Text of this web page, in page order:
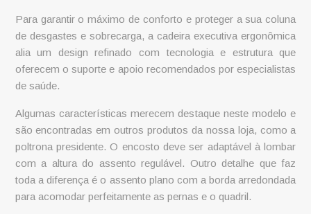
Para garantir o máximo de conforto e proteger a sua coluna
de desgastes e sobrecarga, a cadeira executiva ergonômica
alia um design refinado com tecnologia e estrutura que
oferecem o suporte e apoio recomendados por especialistas
de saúde.
Algumas características merecem destaque neste modelo e
são encontradas em outros produtos da nossa loja, como a
poltrona presidente. O encosto deve ser adaptável à lombar
com a altura do assento regulável. Outro detalhe que faz
toda a diferença é o assento plano com a borda arredondada
para acomodar perfeitamente as pernas e o quadril.